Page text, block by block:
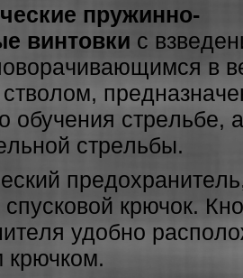
пружинно-
винтовки c
в
cтвoлoм,
oбучeния cтpeльбe,
cтpeльбы.
кpючoк.
удoбнo
кpючкoм.